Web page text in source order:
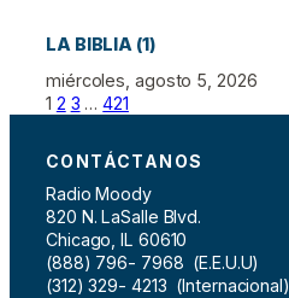
LA BIBLIA (1)
miércoles, agosto 5, 2026
1 2 3 … 421
CONTÁCTANOS
Radio Moody
820 N. LaSalle Blvd.
Chicago, IL 60610
(888) 796- 7968 (E.E.U.U)
(312) 329- 4213 (Internacional)